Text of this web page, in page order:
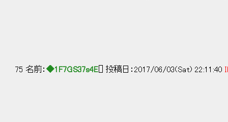
75 名前： ◆1F7GS37s4E [] 投稿日：2017/06/03(Sat) 22:11:40